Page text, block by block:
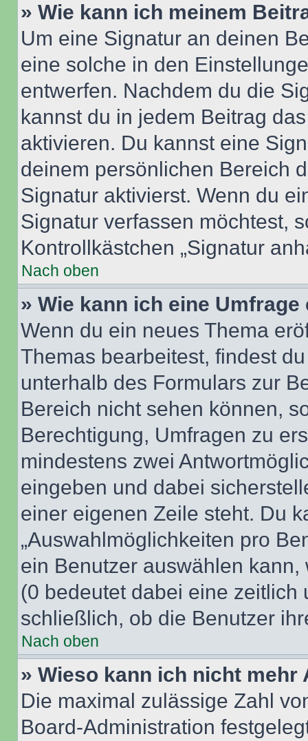
» Wie kann ich meinem
Um eine Signatur an deinen
eine solche in den
entwerfen. Nachdem du die
kannst du in jedem Beitrag
aktivieren. Du kannst eine
deinem persönlichen Bereich
Signatur aktivierst. Wenn du
Signatur verfassen möchtest,
Kontrollkästchen „Signatur
Nach oben
» Wie kann ich eine
Wenn du ein neues Thema
Themas bearbeitest, findest
unterhalb des Formulars zur
Bereich nicht sehen können,
Berechtigung, Umfragen zu
mindestens zwei
eingeben und dabei
einer eigenen Zeile steht. Du
„Auswahlmöglichkeiten pro
ein Benutzer auswählen
(0 bedeutet dabei eine
schließlich, ob die Benutzer
Nach oben
» Wieso kann ich nicht
Die maximal zulässige Zahl
Board-Administration